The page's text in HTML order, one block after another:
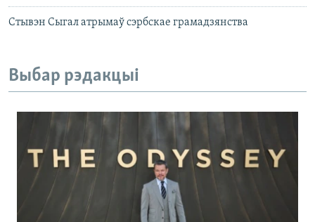
Стывэн Сыгал атрымаў сэрбскае грамадзянства
Выбар рэдакцыі